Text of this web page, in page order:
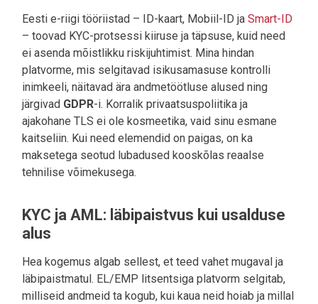
Eesti e-riigi tööriistad – ID-kaart, Mobiil-ID ja Smart-ID
– toovad KYC-protsessi kiiruse ja täpsuse, kuid need
ei asenda mõistlikku riskijuhtimist. Mina hindan
platvorme, mis selgitavad isikusamasuse kontrolli
inimkeeli, näitavad ära andmetöötluse alused ning
järgivad GDPR-i. Korralik privaatsuspoliitika ja
ajakohane TLS ei ole kosmeetika, vaid sinu esmane
kaitseliin. Kui need elemendid on paigas, on ka
maksetega seotud lubadused kooskõlas reaalse
tehnilise võimekusega.
KYC ja AML: läbipaistvus kui usalduse
alus
Hea kogemus algab sellest, et teed vahet mugaval ja
läbipaistmatul. EL/EMP litsentsiga platvorm selgitab,
milliseid andmeid ta kogub, kui kaua neid hoiab ja millal